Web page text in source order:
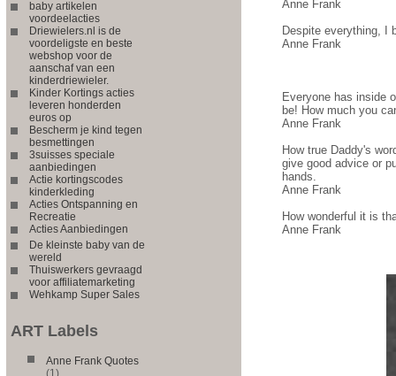
baby artikelen
voordeelacties
Driewielers.nl is de
voordeligste en beste
webshop voor de
aanschaf van een
kinderdriewieler.
Kinder Kortings acties
leveren honderden
euros op
Bescherm je kind tegen
besmettingen
3suisses speciale
aanbiedingen
Actie kortingscodes
kinderkleding
Acties Ontspanning en
Recreatie
Acties Aanbiedingen
De kleinste baby van de
wereld
Thuiswerkers gevraagd
voor affiliatemarketing
Wehkamp Super Sales
ART Labels
Anne Frank Quotes
(1)
Anne Frank
Despite everything, I
Anne Frank
Everyone has inside
be! How much you
Anne Frank
How true Daddy's
give good advice or
hands.
Anne Frank
How wonderful it is
Anne Frank